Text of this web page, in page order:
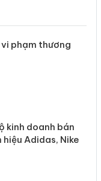
phạm thương
kinh doanh bán
Adidas, Nike